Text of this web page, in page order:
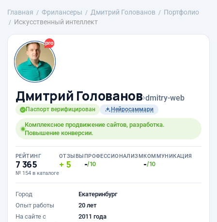
Главная Фрилансеры Дмитрий Голованов
Портфолио
Искусственный интеллект
Дмитрий Голованов›dmitry-web
Паспорт верифицирован Нейросаммари
Комплексное продвижение сайтов, разработка.
Повышение конверсии.
РЕЙТИНГ
7 365
№ 154 в каталоге
ОТЗЫВЫ
5
ПРОФЕССИОНАЛИЗМ
-/10
КОММУНИКАЦИЯ
-/10
Город
Екатеринбург
Опыт работы
20 лет
На сайте с
2011 года